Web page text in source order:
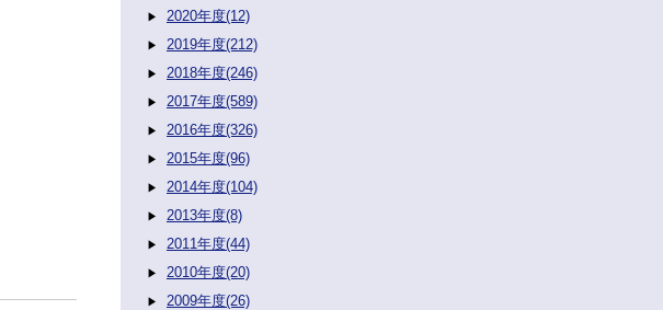
2020年度(12)
2019年度(212)
2018年度(246)
2017年度(589)
2016年度(326)
2015年度(96)
2014年度(104)
2013年度(8)
2011年度(44)
2010年度(20)
2009年度(26)